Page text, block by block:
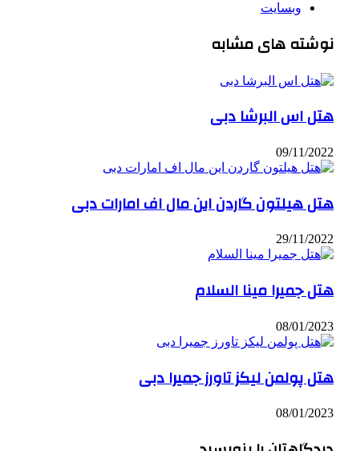
وبسایت
نوشته های مشابه
هتل اس البرشا دبی
09/11/2022
هتل هیلتون گاردن این مال اف امارات دبی
29/11/2022
هتل جمیرا مینا السلام
08/01/2023
هتل پولمن لیکز تاورز جمیرا دبی
08/01/2023